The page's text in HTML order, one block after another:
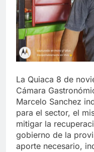
La Quiaca 8 de
Cámara
Marcelo Sanchez
para el sector, el
mitigar la
gobierno de la
aporte necesario,